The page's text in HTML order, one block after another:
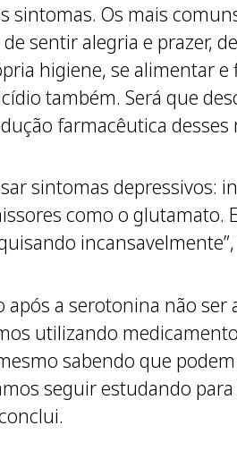
sintomas. Os mais
sentir alegria e prazer,
higiene, se alimentar e
também. Será que
farmacêutica desses
sintomas depressivos:
como o glutamato.
a serotonina não ser
utilizando
sabendo que
seguir estudando